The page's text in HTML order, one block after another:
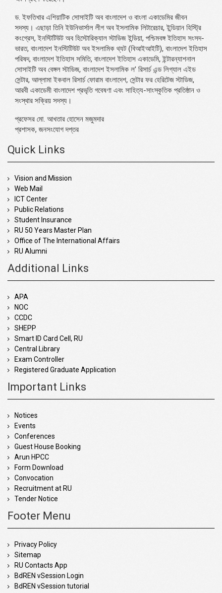
ড. ইফতিখার এশিয়াটিক সোসাইটি অব বাংলাদেশ ও বাংলা একাডেমির জীবন
সদস্য। এছাড়া তিনি ইউনিভার্সাল লীগ অব ইসলামিক লিটারেচার, ইন্ডিয়ান হিস্ট্রি
কংগ্রেস, ইনস্টিটিউট অব হিস্টোরিক্যাল স্টাডিজ ইন্ডিয়া, পশ্চিমবঙ্গ ইতিহাস সংসদ-
ভারত, বাংলাদেশ ইনস্টিটিউট অব ইসলামিক থ্যট (বিআইআইটি), বাংলাদেশ ইতিহাস
পরিষদ, বাংলাদেশ ইতিহাস সমিতি, বাংলাদেশ ইতিহাস একাডেমি, ইন্টারন্যাশনাল
সোসাইটি অব বেঙ্গল স্টাডিজ, বাংলাদেশ ইসলামিক ল’ রিসার্চ এন্ড লিগ্যাল এইড
সেন্টার, আল্লামা ইকবাল রিসার্চ ফোরাম বাংলাদেশ, সেন্টার ফর হেরিটেজ স্টাডিজ,
আরবী একাডেমী বাংলাদেশ প্রভৃতি গবেষণা এবং সাহিত্য-সাংস্কৃতিক প্রতিষ্ঠান ও
সংস্থার সক্রিয় সদস্য।
প্রফেসর মো. আখতার হোসেন মজুমদার
প্রশাসক, জনসংযোগ দপ্তর
Quick Links
Vision and Mission
Web Mail
ICT Center
Public Relations
Student Insurance
RU 50 Years Master Plan
Office of The International Affairs
RU Alumni
Additional Links
APA
NOC
CCDC
SHEPP
Smart ID Card Cell, RU
Central Library
Exam Controller
Registered Graduate Application
Important Links
Notices
Events
Conferences
Guest House Booking
Arun HPCC
Form Download
Convocation
Recruitment at RU
Tender Notice
Footer Menu
Privacy Policy
Sitemap
RU Contacts App
BdREN vSession Login
BdREN vSession tutorial